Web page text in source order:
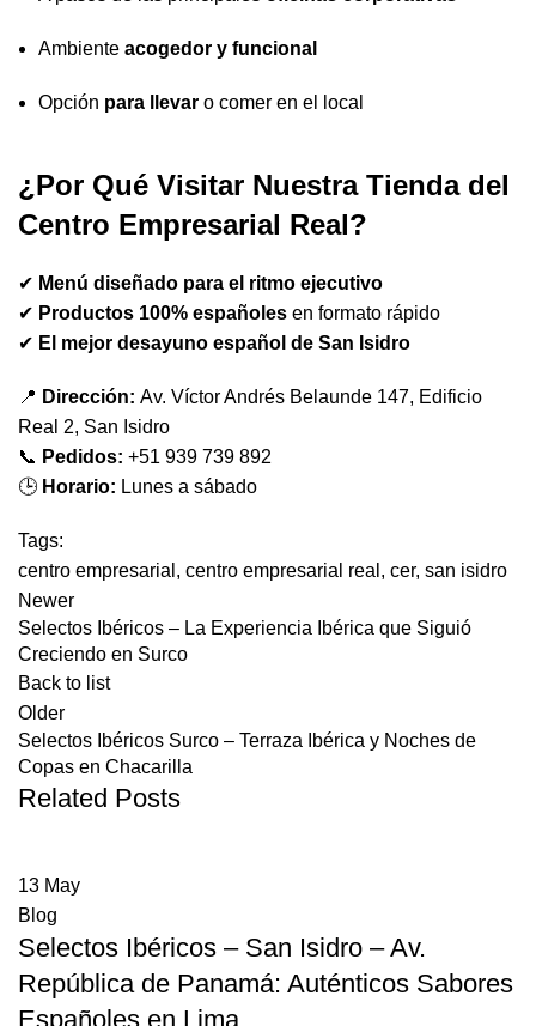
Ambiente acogedor y funcional
Opción para llevar o comer en el local
¿Por Qué Visitar Nuestra Tienda del
Centro Empresarial Real?
✔ Menú diseñado para el ritmo ejecutivo
✔ Productos 100% españoles en formato rápido
✔ El mejor desayuno español de San Isidro
📍 Dirección: Av. Víctor Andrés Belaunde 147, Edificio
Real 2, San Isidro
📞 Pedidos: +51 939 739 892
🕒 Horario: Lunes a sábado
Tags:
centro empresarial , centro empresarial real , cer, san isidro
Newer
Selectos Ibéricos – La Experiencia Ibérica que Siguió
Creciendo en Surco
Back to list
Older
Selectos Ibéricos Surco – Terraza Ibérica y Noches de
Copas en Chacarilla
Related Posts
13 May
Blog
Selectos Ibéricos – San Isidro – Av.
República de Panamá: Auténticos Sabores
Españoles en Lima